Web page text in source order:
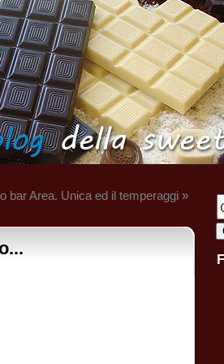
bar Area. Unica ed il temperaggi »